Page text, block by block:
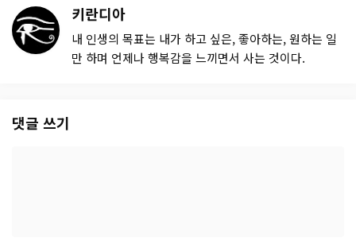
키란디아
내 인생의 목표는 내가 하고 싶은, 좋아하는, 원하는 일
만 하며 언제나 행복감을 느끼면서 사는 것이다.
댓글 쓰기